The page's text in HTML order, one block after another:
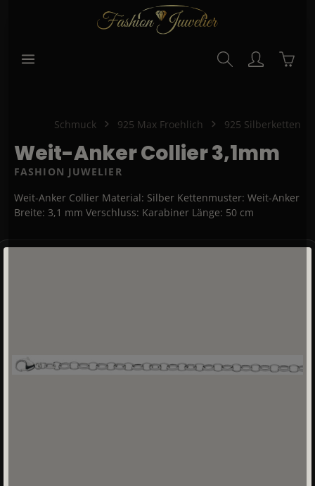
Schmuck 925 Max Froehlich 925 Silberketten
Weit-Anker Collier 3,1mm
FASHION JUWELIER
Weit-Anker Collier Material: Silber Kettenmuster: Weit-Anker
Breite: 3,1 mm Verschluss: Karabiner Länge: 50 cm
Bildergalerie überspringen